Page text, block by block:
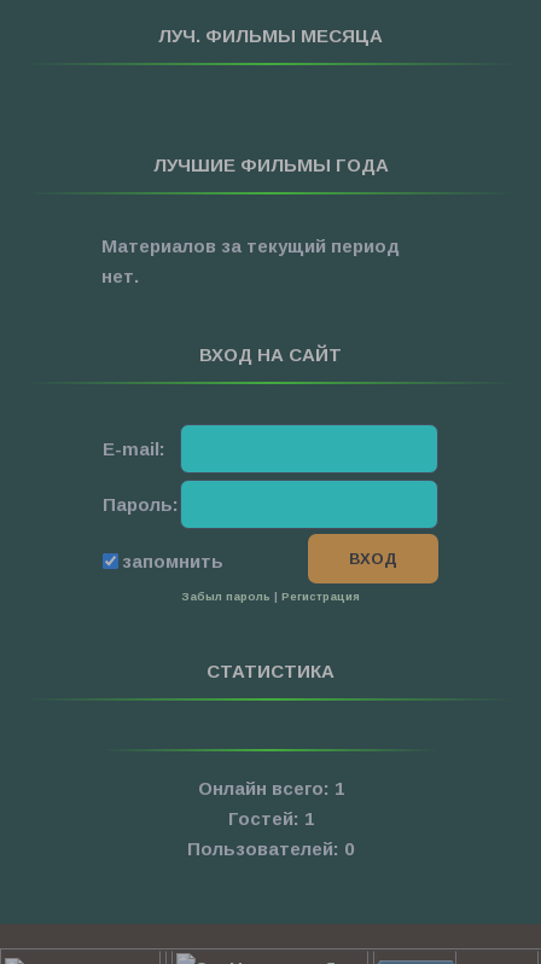
»Фантастика
Про Новый Год
»Фильмы для ...
ЛУЧ. ФИЛЬМЫ МЕСЯЦА
ЛУЧШИЕ ФИЛЬМЫ ГОДА
Материалов за текущий период
нет.
ВХОД НА САЙТ
E-mail:
Пароль:
запомнить
Забыл пароль Регистрация
СТАТИСТИКА
Онлайн всего: 1
Гостей: 1
Пользователей: 0